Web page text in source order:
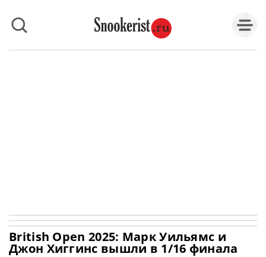
British Open 2025: Марк Уильямс и
Джон Хиггинс вышли в 1/16 финала